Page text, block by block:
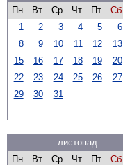
Пн
Вт Ср Чт Пт Сб
1
2 3 4 5 6
8
9 10 11 12 13
15
16 17 18 19 20
22
23 24 25 26 27
29
30 31
листопад
Пн
Вт Ср Чт Пт Сб